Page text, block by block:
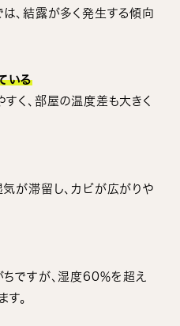
、結露が多く発生する傾向
いる
く、部屋の温度差も大きく
が滞留し、カビが広がりや
ですが、湿度60％を超え
す。